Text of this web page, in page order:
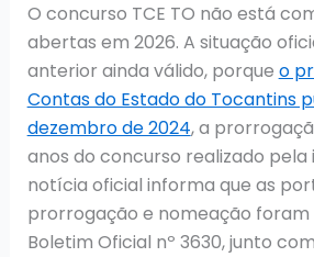
O concurso TCE TO não está
abertas em 2026. A situação
anterior ainda válido, porque o
Contas do Estado do Tocantins
dezembro de 2024, a
anos do concurso realizado pela
notícia oficial informa que as
prorrogação e nomeação foram
Boletim Oficial nº 3630, junto